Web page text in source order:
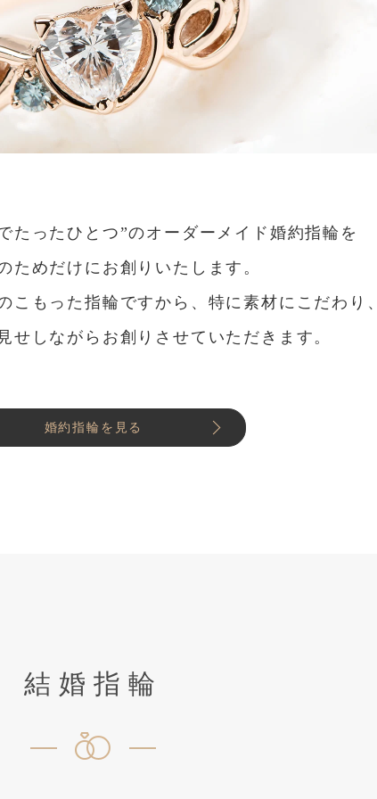
たったひとつ”のオーダーメイド婚約指輪を
ためだけにお創りいたします。
こもった指輪ですから、特に素材にこだわり、
せしながらお創りさせていただきます。
婚約指輪を見る
結婚指輪